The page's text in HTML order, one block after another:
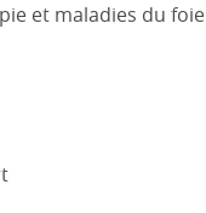
et maladies du foie